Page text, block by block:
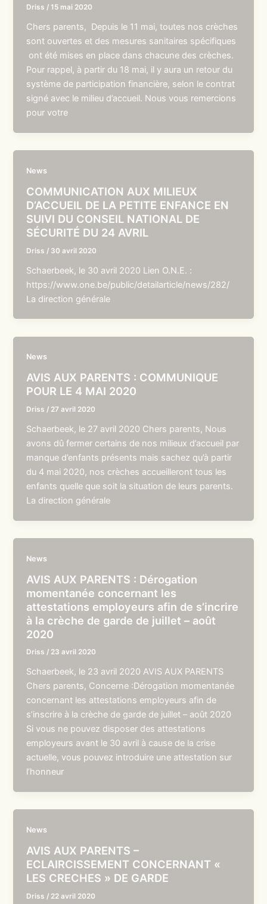
Driss /15 mai 2020
Chers parents, Depuis le 11 mai, toutes nos crèches
sont ouvertes et des mesures sanitaires spécifiques
ont été mises en place dans chacune des crèches.
Pour rappel, à partir du 18 mai, il y aura un retour du
système de participation financière, selon le contrat
signé avec le milieu d’accueil. Nous vous remercions
pour votre
News
COMMUNICATION AUX MILIEUX
D’ACCUEIL DE LA PETITE ENFANCE EN
SUIVI DU CONSEIL NATIONAL DE
SÉCURITÉ DU 24 AVRIL
Driss / 30 avril 2020
Schaerbeek, le 30 avril 2020 Lien O.N.E. :
https://www.one.be/public/detailarticle/news/282/
La direction générale
News
AVIS AUX PARENTS : COMMUNIQUE
POUR LE 4 MAI 2020
Driss / 27 avril 2020
Schaerbeek, le 27 avril 2020 Chers parents, Nous
avons dû fermer certains de nos milieux d’accueil par
manque d’enfants présents mais sachez qu’à partir
du 4 mai 2020, nos crèches accueilleront tous les
enfants quelle que soit la situation de leurs parents.
La direction générale
News
AVIS AUX PARENTS : Dérogation
momentanée concernant les
attestations employeurs afin de s’incrire
à la crèche de garde de juillet – août
2020
Driss / 23 avril 2020
Schaerbeek, le 23 avril 2020 AVIS AUX PARENTS
Chers parents, Concerne :Dérogation momentanée
concernant les attestations employeurs afin de
s’inscrire à la crèche de garde de juillet – août 2020
Si vous ne pouvez disposer des attestations
employeurs avant le 30 avril à cause de la crise
actuelle, vous pouvez introduire une attestation sur
l’honneur
News
AVIS AUX PARENTS –
ECLAIRCISSEMENT CONCERNANT «
LES CRECHES » DE GARDE
Driss / 22 avril 2020